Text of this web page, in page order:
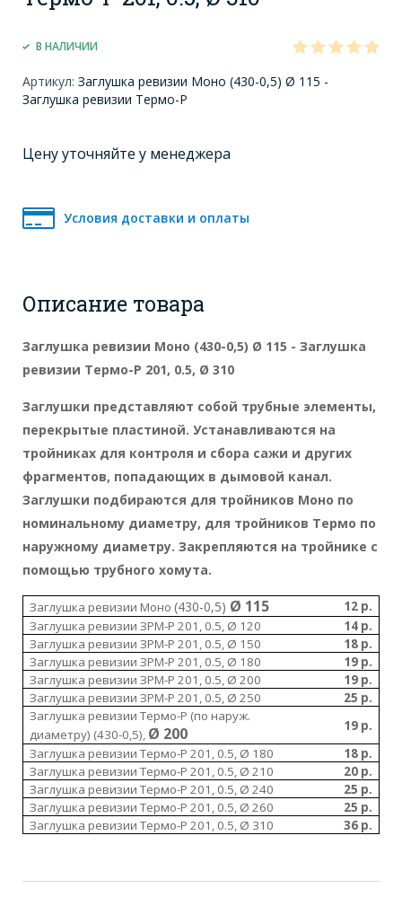
В НАЛИЧИИ
Артикул: Заглушка ревизии Моно (430-0,5) Ø 115 -
Заглушка ревизии Термо-Р
Цену уточняйте у менеджера
Условия доставки и оплаты
Описание товара
Заглушка ревизии Моно (430-0,5) Ø 115 - Заглушка
ревизии Термо-Р 201, 0.5, Ø 310
Заглушки представляют собой трубные элементы,
перекрытые пластиной. Устанавливаются на
тройниках для контроля и сбора сажи и других
фрагментов, попадающих в дымовой канал.
Заглушки подбираются для тройников Моно по
номинальному диаметру, для тройников Термо по
наружному диаметру. Закрепляются на тройнике с
помощью трубного хомута.
Заглушка ревизии Моно (430-0,5) Ø 115
12 р.
Заглушка ревизии ЗРМ-Р 201, 0.5, Ø 120
14 р.
Заглушка ревизии ЗРМ-Р 201, 0.5, Ø 150
18 р.
Заглушка ревизии ЗРМ-Р 201, 0.5, Ø 180
19 р.
Заглушка ревизии ЗРМ-Р 201, 0.5, Ø 200
19 р.
Заглушка ревизии ЗРМ-Р 201, 0.5, Ø 250
25 р.
Заглушка ревизии Термо-Р (по наруж.
диаметру) (430-0,5), Ø 200
19 р.
Заглушка ревизии Термо-Р 201, 0.5, Ø 180
18 р.
Заглушка ревизии Термо-Р 201, 0.5, Ø 210
20 р.
Заглушка ревизии Термо-Р 201, 0.5, Ø 240
25 р.
Заглушка ревизии Термо-Р 201, 0.5, Ø 260
25 р.
Заглушка ревизии Термо-Р 201, 0.5, Ø 310
36 р.